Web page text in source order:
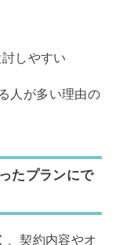
しやすい
人が多い理由の
たプランにで
、契約内容やオ